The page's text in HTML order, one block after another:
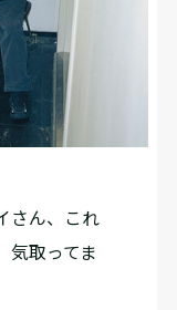
さん、これ
気取ってま